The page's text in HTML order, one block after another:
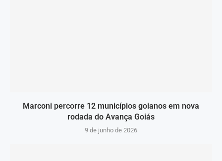
Marconi percorre 12 municípios goianos em nova
rodada do Avança Goiás
9 de junho de 2026